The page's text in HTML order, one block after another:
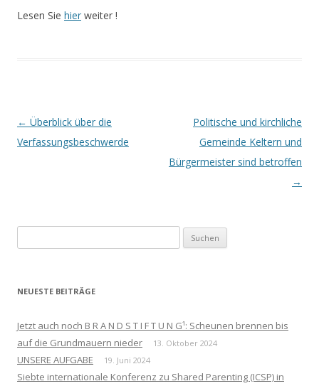
Lesen Sie hier weiter !
Beitrags-
Navigation
← Überblick über die
Verfassungsbeschwerde
Politische und kirchliche
Gemeinde Keltern und
Bürgermeister sind betroffen
→
nach:
NEUESTE BEITRÄGE
Jetzt auch noch B R A N D S T I F T U N G¹: Scheunen brennen bis
auf die Grundmauern nieder
13. Oktober 2024
UNSERE AUFGABE 19. Juni 2024
Siebte internationale Konferenz zu Shared Parenting (ICSP) in